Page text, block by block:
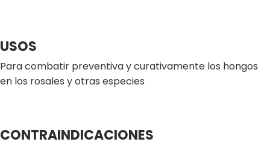
USOS
Para combatir preventiva y curativamente los hongos
en los rosales y otras especies
CONTRAINDICACIONES